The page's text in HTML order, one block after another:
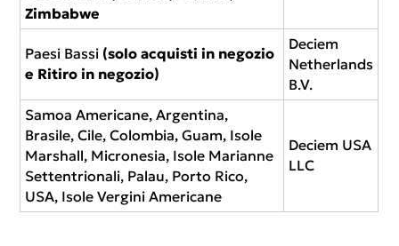
Zimbabwe
Paesi Bassi (solo acquisti in negozio
e Ritiro in negozio)
Deciem
Netherlands
B.V.
Samoa Americane, Argentina,
Brasile, Cile, Colombia, Guam, Isole
Marshall, Micronesia, Isole Marianne
Settentrionali, Palau, Porto Rico,
USA, Isole Vergini Americane
Deciem USA
LLC